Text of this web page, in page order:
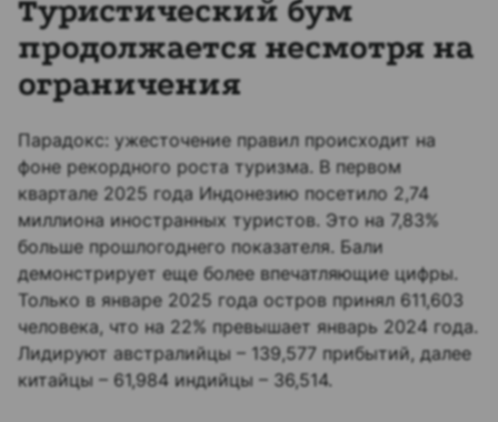
Туристический бум
продолжается несмотря на
ограничения
Парадокс: ужесточение правил происходит на
фоне рекордного роста туризма. В первом
квартале 2025 года Индонезию посетило 2,74
миллиона иностранных туристов. Это на 7,83%
больше прошлогоднего показателя. Бали
демонстрирует еще более впечатляющие цифры.
Только в январе 2025 года остров принял 611,603
человека, что на 22% превышает январь 2024 года.
Лидируют австралийцы – 139,577 прибытий, далее
китайцы – 61,984 индийцы – 36,514.